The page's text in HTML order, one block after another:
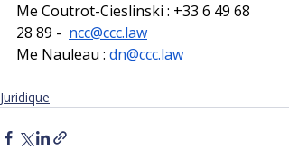
Me Coutrot-Cieslinski : +33 6 49 68
28 89 - ncc@ccc.law
Me Nauleau : dn@ccc.law
Juridique